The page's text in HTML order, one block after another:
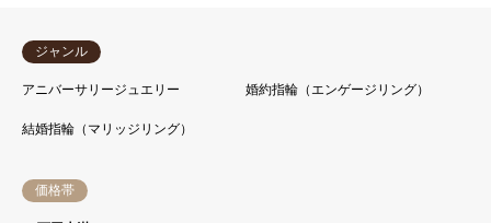
ジャンル
アニバーサリージュエリー 婚約指輪（エンゲージリング）
結婚指輪（マリッジリング）
価格帯